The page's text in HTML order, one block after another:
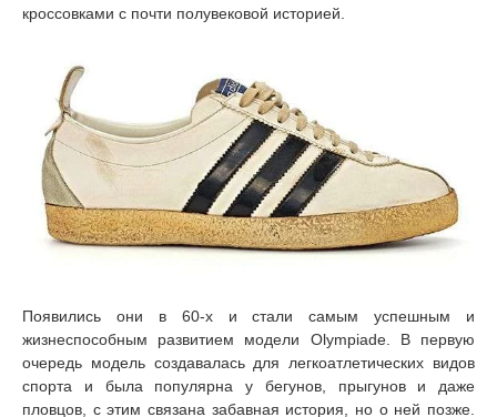
кроссовками с почти полувековой историей.
Появились они в 60-х и стали самым успешным и
жизнеспособным развитием модели Olympiade. В первую
очередь модель создавалась для легкоатлетических видов
спорта и была популярна у бегунов, прыгунов и даже
пловцов, с этим связана забавная история, но о ней позже.